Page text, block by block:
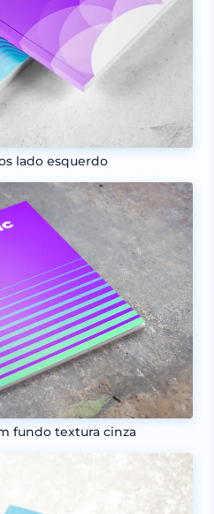
lado esquerdo
fundo textura cinza